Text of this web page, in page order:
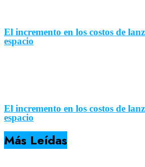
El incremento en los costos de
espacio
El incremento en los costos de
espacio
Más Leídas